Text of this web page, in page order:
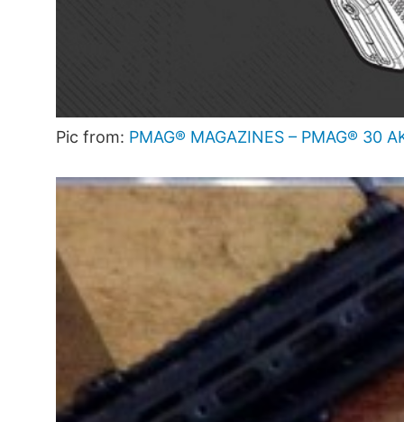
Pic from: PMAG® MAGAZINES – PMAG® 30